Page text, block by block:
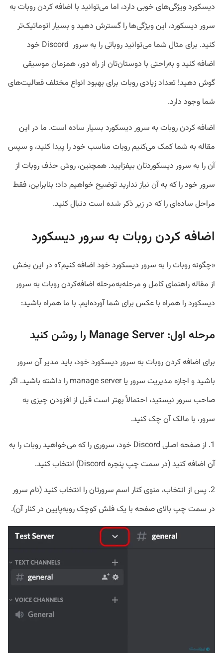
دیسکورد ویژگی‌های خوبی دارد، اما می‌توانید با اضافه کردن روبات به
سرور دیسکورد، این ویژگی‌ها را گسترش دهید و بسیار اتوماتیک‌تر
کنید. برای مثال شما می‌توانید روباتی را به سرور Discord خود
اضافه کنید و به‌راحتی با دوستان‌تان از راه دور، همزمان موسیقی
گوش دهید! تعداد زیادی روبات برای بهبود انواع مختلف فعالیت‌های
شما وجود دارد.
اضافه کردن روبات به سرور دیسکورد بسیار ساده است. ما در این
مقاله به شما کمک می‌کنیم روبات مناسب خود را پیدا کنید، و سپس
آن را به سرور دیسکوردتان بیفزایید. همچنین، روش حذف روبات از
سرور خود را که به آن نیاز ندارید توضیح خواهیم داد؛ بنابراین، فقط
مراحل ساده‌ای را که در زیر ذکر شده است دنبال کنید.
اضافه کردن روبات به سرور دیسکورد
«چگونه روبات را به سرور دیسکورد خود اضافه کنیم؟» در این بخش
از مقاله راهنمای کامل و مرحله‌به‌مرحله اضافه‌کردن روبات به سرور
دیسکورد را همراه با عکس برای شما آورده‌ایم. با ما همراه باشید:
مرحله اول: Manage Server را روشن کنید
برای اضافه کردن روبات به سرور دیسکورد خود، باید مدیر آن سرور
باشید و اجازه مدیریت سرور یا manage server را داشته باشید. اگر
صاحب سرور نیستید، احتمالاً بهتر است قبل از افزودن چیزی به
سرور، با مالک آن چک کنید.
1. از صفحه اصلی Discord خود، سروری را که می‌خواهید روبات را به
آن اضافه کنید (در سمت چپ پنجره Discord) انتخاب کنید.
2. پس از انتخاب، منوی کنار اسم سرورتان را انتخاب کنید (نام سرور
در سمت چپ بالای صفحه با یک فلش کوچک روبه‌پایین در کنار آن).